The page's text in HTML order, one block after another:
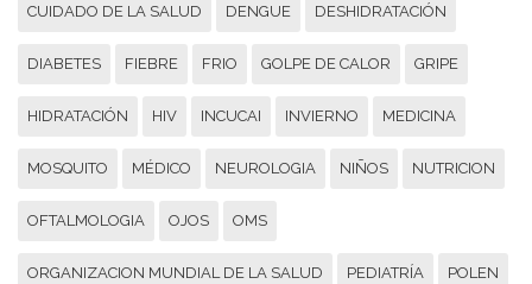
CUIDADO DE LA SALUD DENGUE DESHIDRATACIÓN
DIABETES FIEBRE FRIO GOLPE DE CALOR GRIPE
HIDRATACIÓN HIV INCUCAI INVIERNO MEDICINA
MOSQUITO MÉDICO NEUROLOGIA NIÑOS NUTRICION
OFTALMOLOGIA OJOS OMS
ORGANIZACION MUNDIAL DE LA SALUD PEDIATRÍA POLEN